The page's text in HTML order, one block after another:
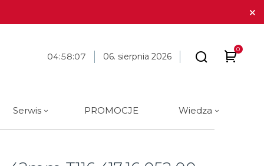
04:58:08 06. sierpnia 2026
0
Serwis PROMOCJE Wiedza